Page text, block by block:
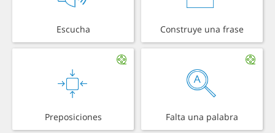
Escucha Construye una frase
Preposiciones Falta una palabra